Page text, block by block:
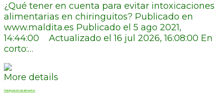
¿Qué tener en cuenta para evitar intoxicaciones
alimentarias en chiringuitos? Publicado en
www.maldita.es Publicado el 5 ago 2021,
14:44:00 Actualizado el 16 jul 2026, 16:08:00 En
corto:…
More details
Manipulación de alimentos